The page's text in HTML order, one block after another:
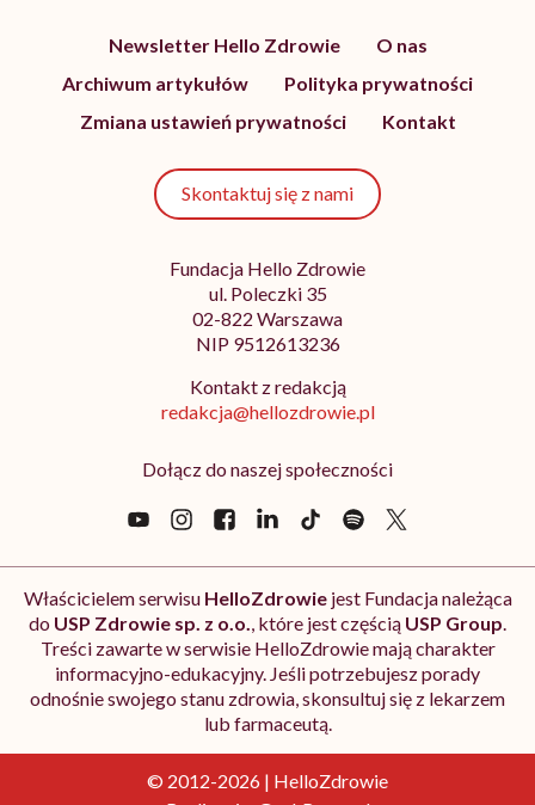
Newsletter Hello Zdrowie
O nas
Archiwum artykułów
Polityka prywatności
Zmiana ustawień prywatności
Kontakt
Skontaktuj się z nami
Fundacja Hello Zdrowie
ul. Poleczki 35
02-822 Warszawa
NIP 9512613236
Kontakt z redakcją
redakcja@hellozdrowie.pl
Dołącz do naszej społeczności
Właścicielem serwisu HelloZdrowiejest Fundacja należąca
do USP Zdrowie sp. z o.o., które jest częścią USP Group.
Treści zawarte w serwisie HelloZdrowie mają charakter
informacyjno-edukacyjny. Jeśli potrzebujesz porady
odnośnie swojego stanu zdrowia, skonsultuj się z lekarzem
lub farmaceutą.
© 2012-2026 | HelloZdrowie